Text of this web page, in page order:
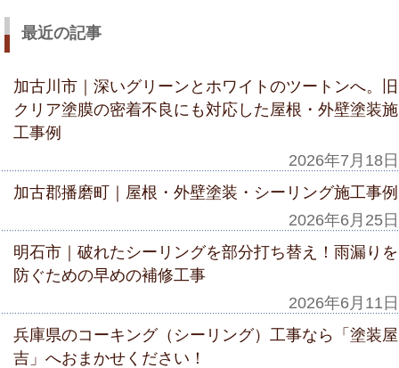
最近の記事
加古川市｜深いグリーンとホワイトのツートンへ。旧
クリア塗膜の密着不良にも対応した屋根・外壁塗装施
工事例
2026年7月18日
加古郡播磨町｜屋根・外壁塗装・シーリング施工事例
2026年6月25日
明石市｜破れたシーリングを部分打ち替え！雨漏りを
防ぐための早めの補修工事
2026年6月11日
兵庫県のコーキング（シーリング）工事なら「塗装屋
吉」へおまかせください！